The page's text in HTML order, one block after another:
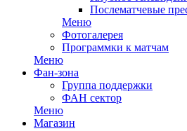
Послематчевые
Меню
Фотогалерея
Программки к матчам
Меню
Фан-зона
Группа поддержки
ФАН сектор
Меню
Магазин